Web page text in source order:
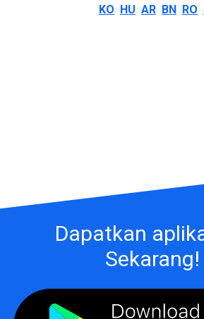
KO HU AR BN RO
Dapatkan
Sekarang!